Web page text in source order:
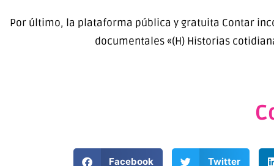
Por último, la plataforma pública y gratuita Contar
documentales «(H) Historias
Facebook Twitter